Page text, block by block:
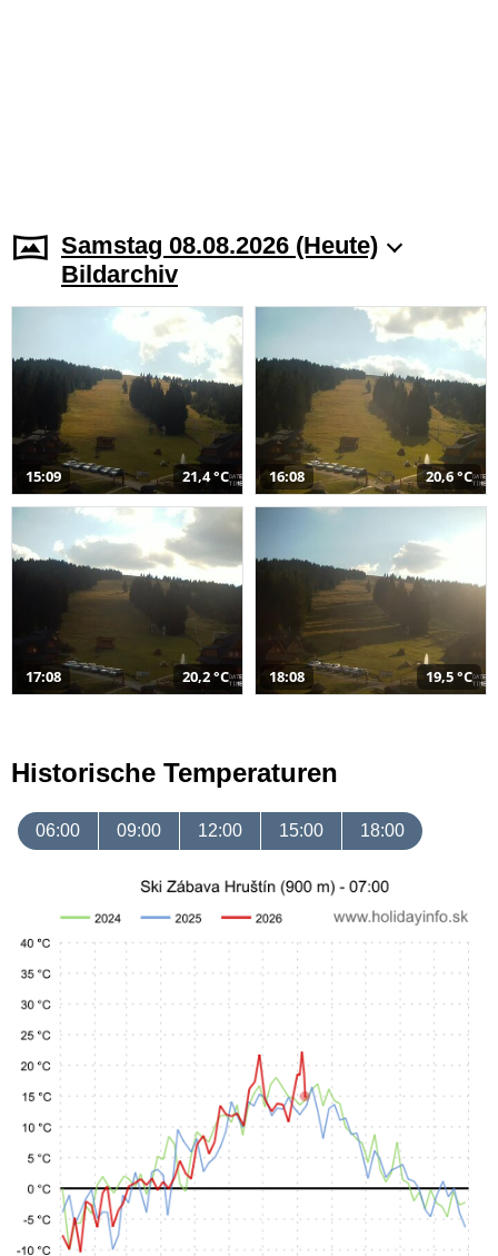
Samstag 08.08.2026 (Heute)
Bildarchiv
15:09 21,4 °C 16:08 20,6 °C
17:08 20,2 °C 18:08 19,5 °C
Historische Temperaturen
06:00 09:00 12:00 15:00 18:00